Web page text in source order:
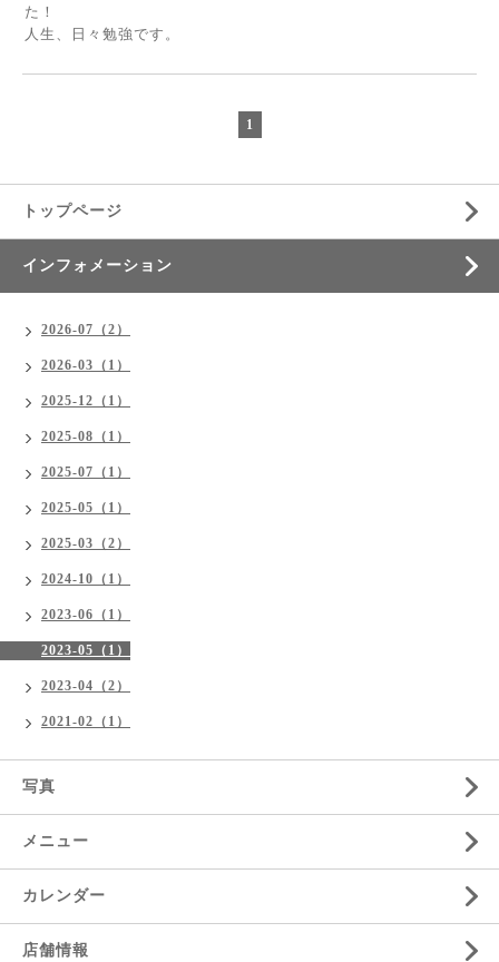
た！
人生、日々勉強です。
1
トップページ
インフォメーション
2026-07（2）
2026-03（1）
2025-12（1）
2025-08（1）
2025-07（1）
2025-05（1）
2025-03（2）
2024-10（1）
2023-06（1）
2023-05（1）
2023-04（2）
2021-02（1）
写真
メニュー
カレンダー
店舗情報